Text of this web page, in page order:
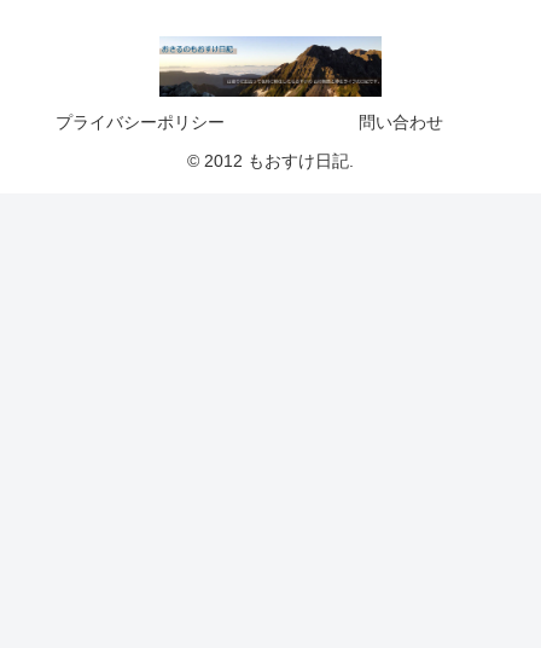
プライバシーポリシー
問い合わせ
© 2012 もおすけ日記.